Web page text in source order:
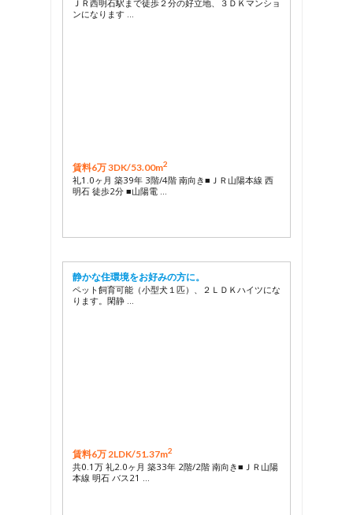
ＪＲ西明石駅まで徒歩２分の好立地、３ＤＫマンショ
ンになります …
賃料6万 3DK/53.00m2
礼1.0ヶ月 築39年 3階/4階 南向き■ＪＲ山陽本線 西
明石 徒歩2分 ■山陽電 …
静かな住環境をお好みの方に。
ペット飼育可能（小型犬１匹）、２ＬＤＫハイツにな
ります。閑静 …
賃料6万 2LDK/51.37m2
共0.1万 礼2.0ヶ月 築33年 2階/2階 南向き■ＪＲ山陽
本線 明石 バス21 …